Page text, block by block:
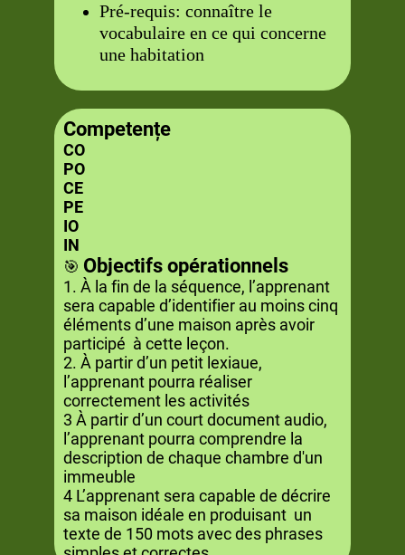
Pré-requis: connaître le
vocabulaire en ce qui concerne
une habitation
Competențe
CO
PO
CE
PE
IO
IN
🎯 Objectifs opérationnels
1. À la fin de la séquence, l’apprenant
sera capable d’identifier au moins cinq
éléments d’une maison après avoir
participé à cette leçon.
2. À partir d’un petit lexiaue,
l’apprenant pourra réaliser
correctement les activités
3 À partir d’un court document audio,
l’apprenant pourra comprendre la
description de chaque chambre d'un
immeuble
4 L’apprenant sera capable de décrire
sa maison idéale en produisant un
texte de 150 mots avec des phrases